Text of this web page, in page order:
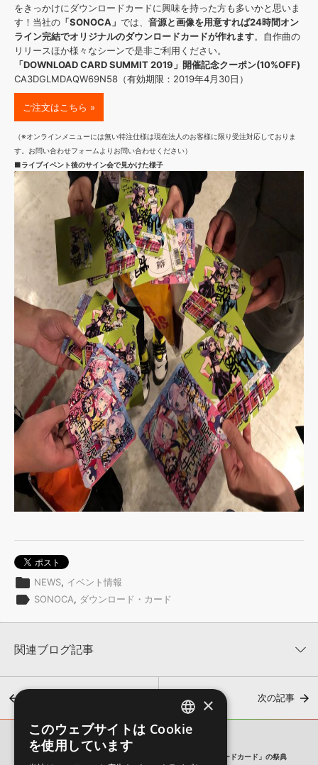
をきっかけにダウンロードカードに興味を持った方も多いかと思いま
す！当社の 「SONOCA」 では、 音源と画像を用意すれば24時間オン
ライン完結でオリジナルのダウンロードカードが作れます。自作曲の
リリースほか様々なシーンで是非ご利用ください。
「DOWNLOAD CARD SUMMIT 2019」開催記念クーポン(10%OFF)
CA3DGLMDAQW69N58（有効期限：2019年4月30日）
ご注文はこちら »
（※オンラインメニューには無い特注仕様は現在法人のお客様に限り受注対応しておりま
す。お問い合わせフォームよりお問い合わせください）
■ライブイベント後のサイン会で見かけた様子
folder NEWS, イベント情報
label SONOCA, ダウンロード・カード
関連ブログ記事
次の記事
CD/DVDに替わる可能性を秘めた次世代メディア「ダウンロードカード」の祭典
ENGLISH
×
このウェブサイトは Cookie
を使用しています